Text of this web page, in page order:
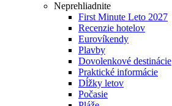
Neprehliadnite
First Minute Leto 2027
Recenzie hotelov
Eurovíkendy
Plavby
Dovolenkové destinácie
Praktické informácie
Dĺžky letov
Počasie